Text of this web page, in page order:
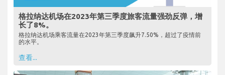
格拉纳达机场在2023年第三季度旅客流量强劲反弹，增
长了8%。
格拉纳达机场乘客流量在2023年第三季度飙升7.50%，超过了疫情前
的水平。
查看...